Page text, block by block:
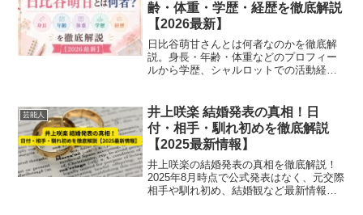
齢・体重・学歴・経歴を徹底解説
【2026最新】
日比谷萌甘さんとは何者なのかを徹底解
説。身長・年齢・体重などのプロフィー
ルから学歴、シャルロットでの活動経
す。
芸能人
井上咲楽 結婚発表の真相！日
付・相手・馴れ初めを徹底解説
【2025最新情報】
井上咲楽の結婚発表の真相を徹底解説！
2025年8月時点で公式発表はなく、元交際
相手や馴れ初め、結婚観など最新情報を